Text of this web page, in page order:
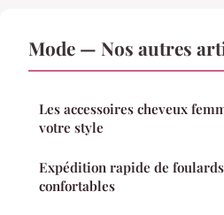
Mode — Nos autres
Les accessoires cheveux
votre style
Expédition rapide de
confortables